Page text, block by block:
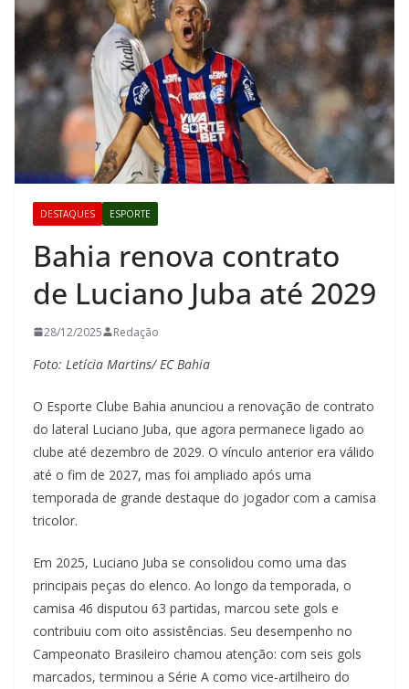
DESTAQUES ESPORTE
Bahia renova contrato
de Luciano Juba até 2029
28/12/2025 Redação
Foto: Letícia Martins/ EC Bahia
O Esporte Clube Bahia anunciou a renovação de contrato
do lateral Luciano Juba, que agora permanece ligado ao
clube até dezembro de 2029. O vínculo anterior era válido
até o fim de 2027, mas foi ampliado após uma
temporada de grande destaque do jogador com a camisa
tricolor.
Em 2025, Luciano Juba se consolidou como uma das
principais peças do elenco. Ao longo da temporada, o
camisa 46 disputou 63 partidas, marcou sete gols e
contribuiu com oito assistências. Seu desempenho no
Campeonato Brasileiro chamou atenção: com seis gols
marcados, terminou a Série A como vice-artilheiro do